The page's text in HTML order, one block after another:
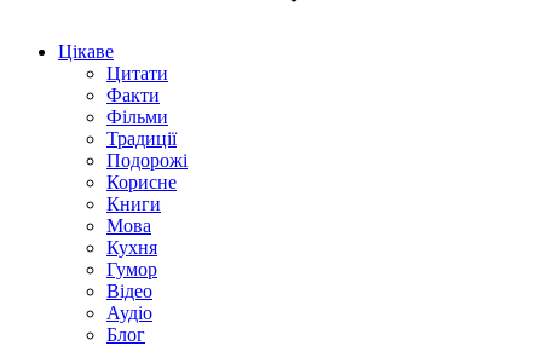
Цікаве
Цитати
Факти
Фільми
Традиції
Подорожі
Корисне
Книги
Мова
Кухня
Гумор
Відео
Аудіо
Блог